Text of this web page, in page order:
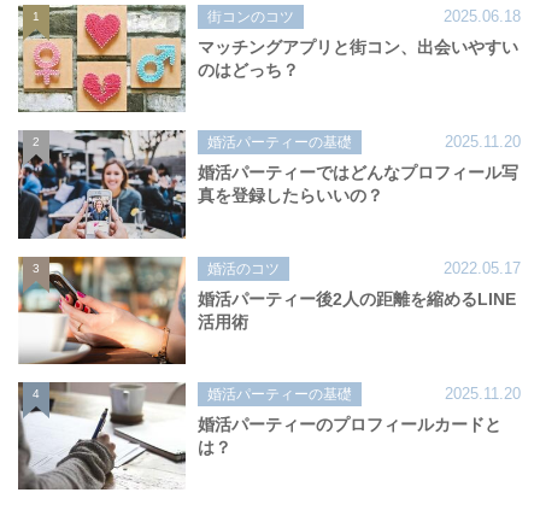
1 街コンのコツ 2025.06.18
マッチングアプリと街コン、出会いやすい
のはどっち？
2 婚活パーティーの基礎 2025.11.20
婚活パーティーではどんなプロフィール写
真を登録したらいいの？
3 婚活のコツ 2022.05.17
婚活パーティー後2人の距離を縮めるLINE
活用術
4 婚活パーティーの基礎 2025.11.20
婚活パーティーのプロフィールカードと
は？